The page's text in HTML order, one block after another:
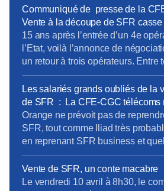
Communiqué de presse de la
Vente à la découpe de SFR
faute d’une ARCEP et d’un Etat
15 ans après l’entrée d’un 4e
l’Etat, voilà l’annonce de
un retour à trois opérateurs. Entre
emplois ont été délocalisés, 700
perdu pour notre économie. Le
presse
Les salariés grands oubliés de la
de SFR : La CFE-CGC télécoms
les 4 opérateurs
Orange ne prévoit pas de
SFR, tout comme Iliad très
en reprenant SFR business et
infrastructures devrait reprendre
des personnels, mais à quelles
aucune des quatre sociétés les
Vente de SFR, un conte macabre
Le vendredi 10 avril à 8h30, le